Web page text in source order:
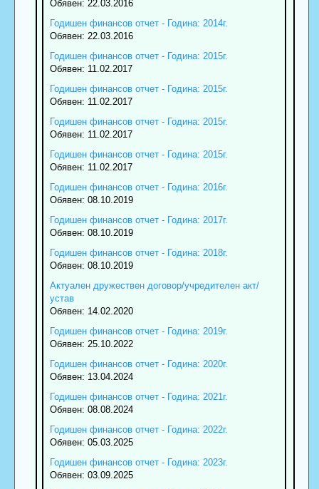
Обявен: 22.03.2016
Годишен финансов отчет - Година: 2014г.
Обявен: 22.03.2016
Годишен финансов отчет - Година: 2015г.
Обявен: 11.02.2017
Годишен финансов отчет - Година: 2015г.
Обявен: 11.02.2017
Годишен финансов отчет - Година: 2015г.
Обявен: 11.02.2017
Годишен финансов отчет - Година: 2015г.
Обявен: 11.02.2017
Годишен финансов отчет - Година: 2016г.
Обявен: 08.10.2019
Годишен финансов отчет - Година: 2017г.
Обявен: 08.10.2019
Годишен финансов отчет - Година: 2018г.
Обявен: 08.10.2019
Актуален дружествен договор/учредителен акт/
устав
Обявен: 14.02.2020
Годишен финансов отчет - Година: 2019г.
Обявен: 25.10.2022
Годишен финансов отчет - Година: 2020г.
Обявен: 13.04.2024
Годишен финансов отчет - Година: 2021г.
Обявен: 08.08.2024
Годишен финансов отчет - Година: 2022г.
Обявен: 05.03.2025
Годишен финансов отчет - Година: 2023г.
Обявен: 03.09.2025